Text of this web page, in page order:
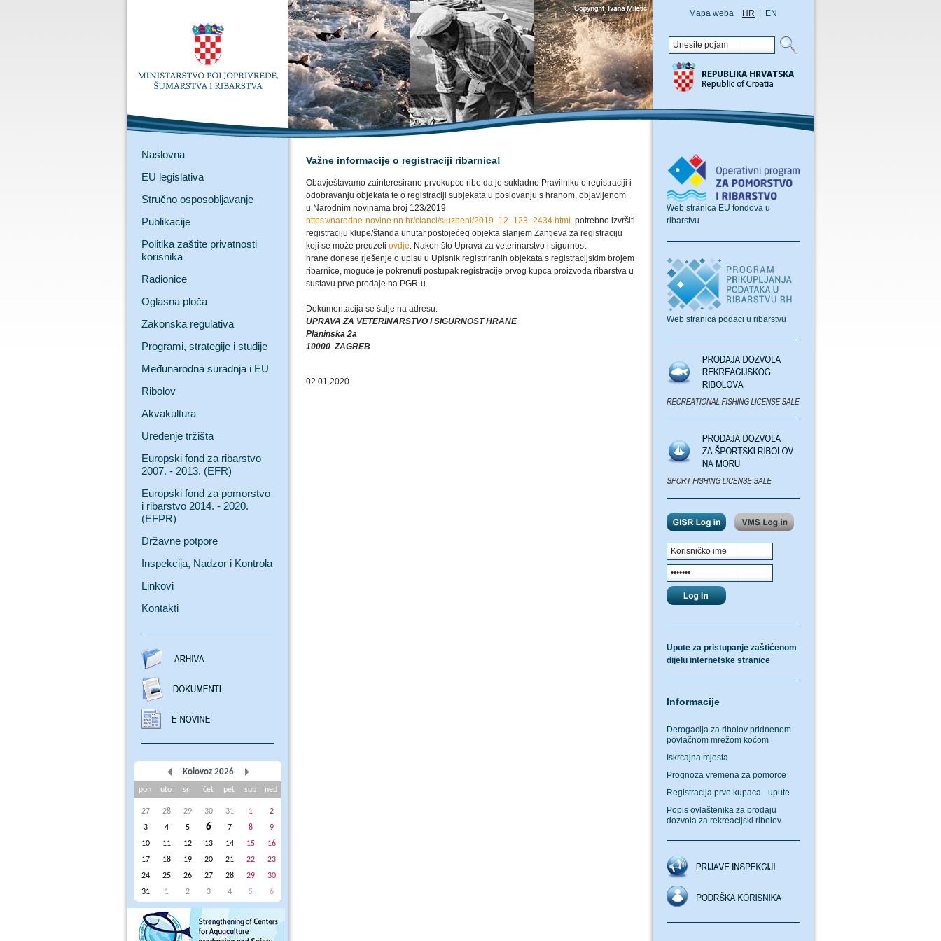
Mapa weba HR EN
Naslovna
EU legislativa
Stručno osposobljavanje
Publikacije
Politika zaštite privatnosti
korisnika
Radionice
Oglasna ploča
Zakonska regulativa
Programi, strategije i studije
Međunarodna suradnja i EU
Ribolov
Akvakultura
Uređenje tržišta
Europski fond za ribarstvo
2007. - 2013. (EFR)
Europski fond za pomorstvo
i ribarstvo 2014. - 2020.
(EFPR)
Državne potpore
Inspekcija, Nadzor i Kontrola
Linkovi
Kontakti
Kolovoz 2026
pon uto sri čet pet sub ned
27 28 29 30 31 1
2
3
4 5 6 7 8
9
10
11 12 13 14 15
16
17
18 19 20 21 22
23
24
25 26 27 28 29
30
31
1 2 3 4 5 6
Važne informacije o registraciji ribarnica!
Obavještavamo zainteresirane prvokupce ribe da je sukladno Pravilniku o registraciji i
odobravanju objekata te o registraciji subjekata u poslovanju s hranom, objavljenom
u Narodnim novinama broj 123/2019
https://narodne-novine.nn.hr/clanci/sluzbeni/2019_12_123_2434.html
potrebno izvršiti
registraciju klupe/štanda unutar postojećeg objekta slanjem Zahtjeva za registraciju
koji se može preuzeti ovdje. Nakon što Uprava za veterinarstvo i sigurnost
hrane donese rješenje o upisu u Upisnik registriranih objekata s registracijskim brojem
ribarnice, moguće je pokrenuti postupak registracije prvog kupca proizvoda ribarstva u
sustavu prve prodaje na PGR-u.
Dokumentacija se šalje na adresu:
UPRAVA ZA VETERINARSTVO I SIGURNOST HRANE
Planinska 2a
10000 ZAGREB
02.01.2020
Web stranica EU fondova u
ribarstvu
Web stranica podaci u ribarstvu
Upute za pristupanje zaštićenom
dijelu internetske stranice
Informacije
Derogacija za ribolov pridnenom
povlačnom mrežom koćom
Iskrcajna mjesta
Prognoza vremena za pomorce
Registracija prvo kupaca - upute
Popis ovlaštenika za prodaju
dozvola za rekreacijski ribolov